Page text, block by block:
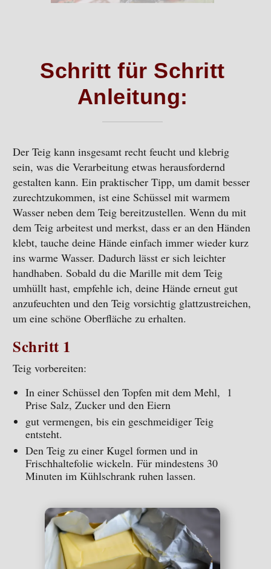
Schritt für Schritt
Anleitung:
Der Teig kann insgesamt recht feucht und klebrig
sein, was die Verarbeitung etwas herausfordernd
gestalten kann. Ein praktischer Tipp, um damit besser
zurechtzukommen, ist eine Schüssel mit warmem
Wasser neben dem Teig bereitzustellen. Wenn du mit
dem Teig arbeitest und merkst, dass er an den Händen
klebt, tauche deine Hände einfach immer wieder kurz
ins warme Wasser. Dadurch lässt er sich leichter
handhaben. Sobald du die Marille mit dem Teig
umhüllt hast, empfehle ich, deine Hände erneut gut
anzufeuchten und den Teig vorsichtig glattzustreichen,
um eine schöne Oberfläche zu erhalten.
Schritt 1
Teig vorbereiten:
In einer Schüssel den Topfen mit dem Mehl, 1
Prise Salz, Zucker und den Eiern
gut vermengen, bis ein geschmeidiger Teig
entsteht.
Den Teig zu einer Kugel formen und in
Frischhaltefolie wickeln. Für mindestens 30
Minuten im Kühlschrank ruhen lassen.